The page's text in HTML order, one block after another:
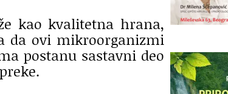
kao kvalitetna hrana,
da ovi mikroorganizmi
postanu sastavni deo